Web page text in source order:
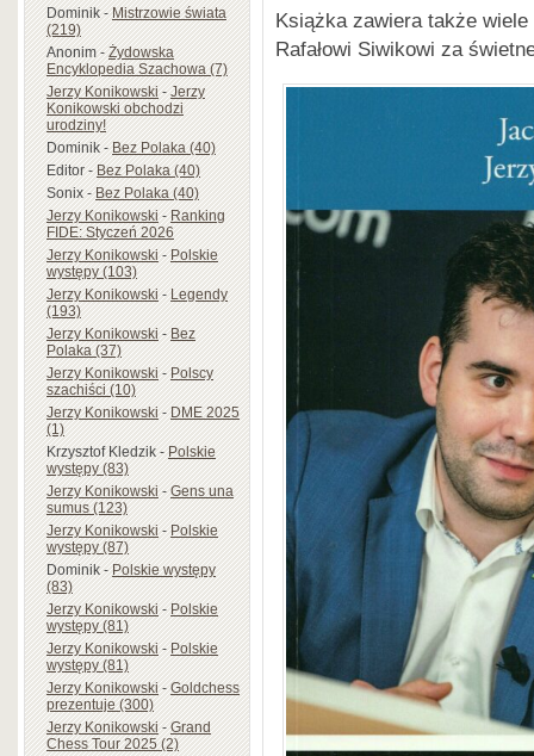
Dominik-Mistrzowie świata
(219)
Anonim-Żydowska
Encyklopedia Szachowa (7)
Jerzy Konikowski-Jerzy
Konikowski obchodzi
urodziny!
Dominik-Bez Polaka (40)
Editor-Bez Polaka (40)
Sonix-Bez Polaka (40)
Jerzy Konikowski-Ranking
FIDE: Styczeń 2026
Jerzy Konikowski-Polskie
występy (103)
Jerzy Konikowski-Legendy
(193)
Jerzy Konikowski-Bez
Polaka (37)
Jerzy Konikowski-Polscy
szachiści (10)
Jerzy Konikowski-DME 2025
(1)
Krzysztof Kledzik-Polskie
występy (83)
Jerzy Konikowski-Gens una
sumus (123)
Jerzy Konikowski-Polskie
występy (87)
Dominik-Polskie występy
(83)
Jerzy Konikowski-Polskie
występy (81)
Jerzy Konikowski-Polskie
występy (81)
Jerzy Konikowski-Goldchess
prezentuje (300)
Jerzy Konikowski-Grand
Chess Tour 2025 (2)
Książka zawiera także
Rafałowi Siwikowi za